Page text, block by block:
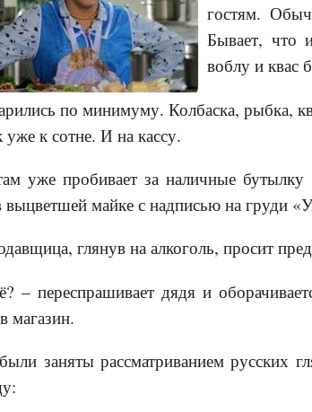
гостям.
Бывает, что
воблу и квас
по минимуму. Колбаска, рыбка,
уже к сотне. И на кассу.
уже пробивает за наличные
выцветшей майке с надписью на груди
глянув на алкоголь, просит
– переспрашивает дядя и
магазин.
заняты рассматриванием русских